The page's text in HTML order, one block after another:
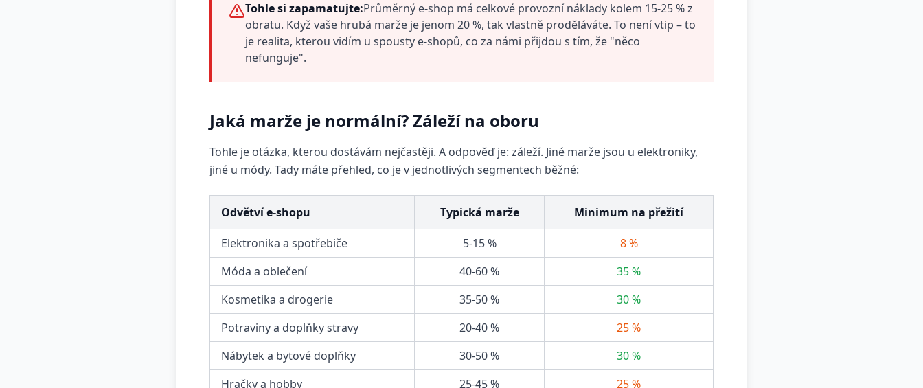
Tohle si zapamatujte:Průměrný e-shop má celkové provozní náklady kolem 15-25 % z
obratu. Když vaše hrubá marže je jenom 20 %, tak vlastně proděláváte. To není vtip – to
je realita, kterou vidím u spousty e-shopů, co za námi přijdou s tím, že "něco
nefunguje".
Jaká marže je normální? Záleží na oboru
Tohle je otázka, kterou dostávám nejčastěji. A odpověď je: záleží. Jiné marže jsou u elektroniky,
jiné u módy. Tady máte přehled, co je v jednotlivých segmentech běžné:
Odvětví e-shopu Typická marže Minimum na přežití
Elektronika a spotřebiče 5-15 %
8 %
Móda a oblečení
40-60 %
35 %
Kosmetika a drogerie
35-50 %
30 %
Potraviny a doplňky stravy
20-40 %
25 %
Nábytek a bytové doplňky
30-50 %
30 %
Hračky a hobby
25-45 % 25 %